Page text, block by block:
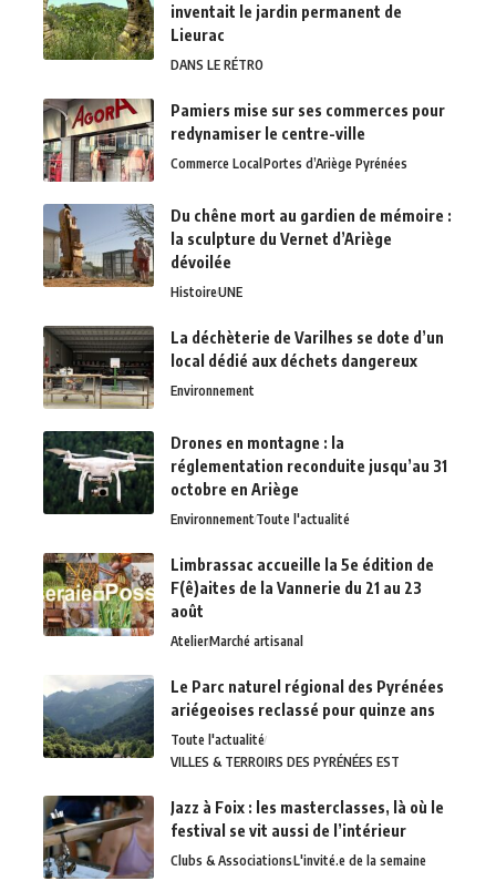
inventait le jardin permanent de
Lieurac
DANS LE RÉTRO
Pamiers mise sur ses commerces pour
redynamiser le centre-ville
Commerce LocalPortes d’Ariège Pyrénées
Du chêne mort au gardien de mémoire :
la sculpture du Vernet d’Ariège
dévoilée
HistoireUNE
La déchèterie de Varilhes se dote d’un
local dédié aux déchets dangereux
Environnement
Drones en montagne : la
réglementation reconduite jusqu’au 31
octobre en Ariège
EnvironnementToute l'actualité
Limbrassac accueille la 5e édition de
F(ê)aites de la Vannerie du 21 au 23
août
AtelierMarché artisanal
Le Parc naturel régional des Pyrénées
ariégeoises reclassé pour quinze ans
Toute l'actualité
VILLES & TERROIRS DES PYRÉNÉES EST
Jazz à Foix : les masterclasses, là où le
festival se vit aussi de l’intérieur
Clubs & AssociationsL'invité.e de la semaine